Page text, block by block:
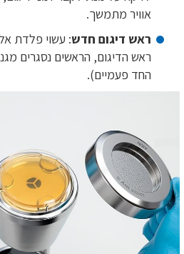
אוויר מתמשך.
ראש דיגום חדש: עשוי פלדת
ראש הדיגום, הראשים נסגרים
החד פעמיים).